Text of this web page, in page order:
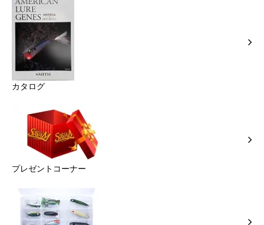
カタログ
プレゼントコーナー